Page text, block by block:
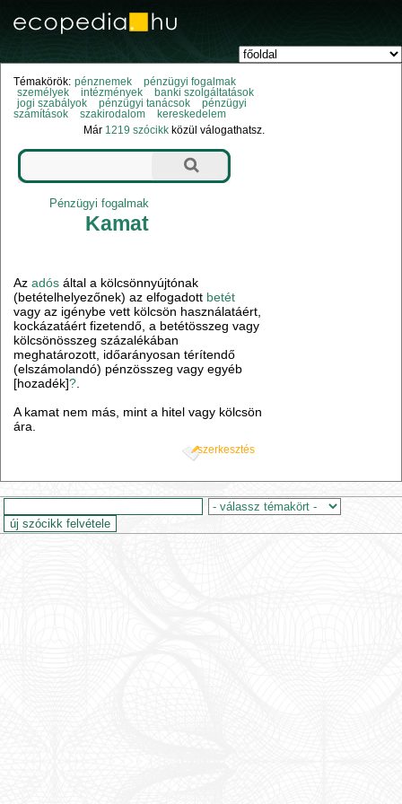
Témakörök: pénznemek
pénzügyi fogalmak
személyek
intézmények
banki szolgáltatások
jogi szabályok
pénzügyi tanácsok
pénzügyi
számítások
szakirodalom
kereskedelem
Már 1219 szócikk közül válogathatsz.
Pénzügyi fogalmak
Kamat
Azadós által a kölcsönnyújtónak
(betételhelyezőnek) az elfogadott betét
vagy az igénybe vett kölcsön használatáért,
kockázatáért fizetendő, a betétösszeg vagy
kölcsönösszeg százalékában
meghatározott, időarányosan térítendő
(elszámolandó) pénzösszeg vagy egyéb
[hozadék]?
A kamat nem más, mint a hitel vagy kölcsön
ára.
szerkesztés